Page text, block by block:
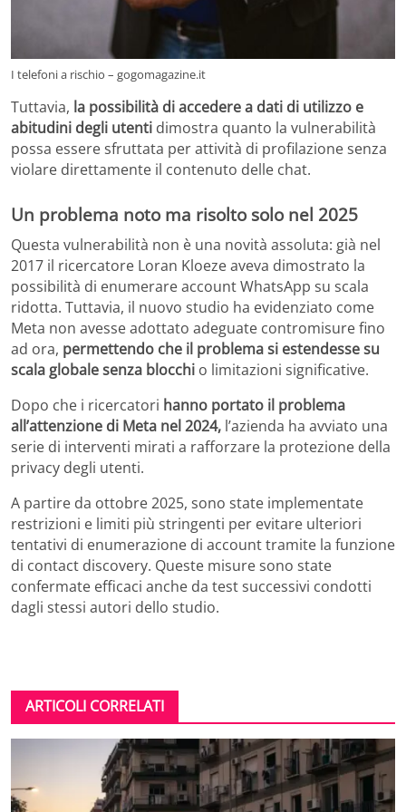
I telefoni a rischio – gogomagazine.it
Tuttavia, la possibilità di accedere a dati di utilizzo e
abitudini degli utenti dimostra quanto la vulnerabilità
possa essere sfruttata per attività di profilazione senza
violare direttamente il contenuto delle chat.
Un problema noto ma risolto solo nel 2025
Questa vulnerabilità non è una novità assoluta: già nel
2017 il ricercatore Loran Kloeze aveva dimostrato la
possibilità di enumerare account WhatsApp su scala
ridotta. Tuttavia, il nuovo studio ha evidenziato come
Meta non avesse adottato adeguate contromisure fino
ad ora, permettendo che il problema si estendesse su
scala globale senza blocchi o limitazioni significative.
Dopo che i ricercatori hanno portato il problema
all’attenzione di Meta nel 2024, l’azienda ha avviato una
serie di interventi mirati a rafforzare la protezione della
privacy degli utenti.
A partire da ottobre 2025, sono state implementate
restrizioni e limiti più stringenti per evitare ulteriori
tentativi di enumerazione di account tramite la funzione
di contact discovery. Queste misure sono state
confermate efficaci anche da test successivi condotti
dagli stessi autori dello studio.
ARTICOLI CORRELATI